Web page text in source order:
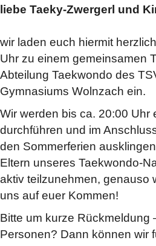
liebe Taeky-Zwergerl und
wir laden euch hiermit
Uhr zu einem gemeinsamen
Abteilung Taekwondo des
Gymnasiums Wolnzach ein.
Wir werden bis ca. 20:00
durchführen und im
den Sommerferien
Eltern unseres Taekwondo-
aktiv teilzunehmen, genauso
uns auf euer Kommen!
Bitte um kurze Rückmeldung
Personen? Dann können wir